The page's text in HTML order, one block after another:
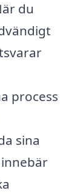
du
process
sina